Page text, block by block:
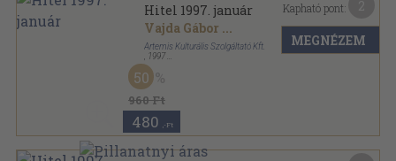
Hitel 1997. január
Vajda Gábor ...
Artemis Kulturális Szolgáltató Kft.
1997
Ragasztott papírkötés
Hitel sorozat
960 Ft
50
480 ,-Ft
Kapható pont:
MEGNÉZEM